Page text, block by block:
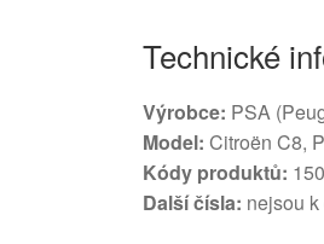
Technické
Výrobce: PSA
Model: Citroën C8,
Kódy produktů:
Další čísla: nejsou